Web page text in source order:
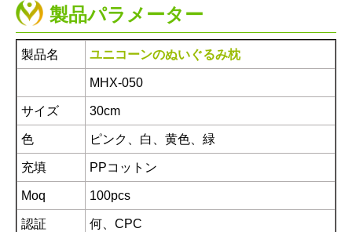
製品パラメーター
製品名 ユニコーンのぬいぐるみ枕
MHX-050
サイズ 30cm
色 ピンク、白、黄色、緑
充填 PPコットン
Moq 100pcs
認証 何、CPC